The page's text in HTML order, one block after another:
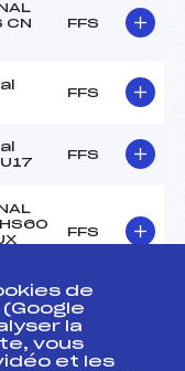
CN
FFS
FFS
FFS
HS60
FFS
HS60
FFS
de
la
vous
et les